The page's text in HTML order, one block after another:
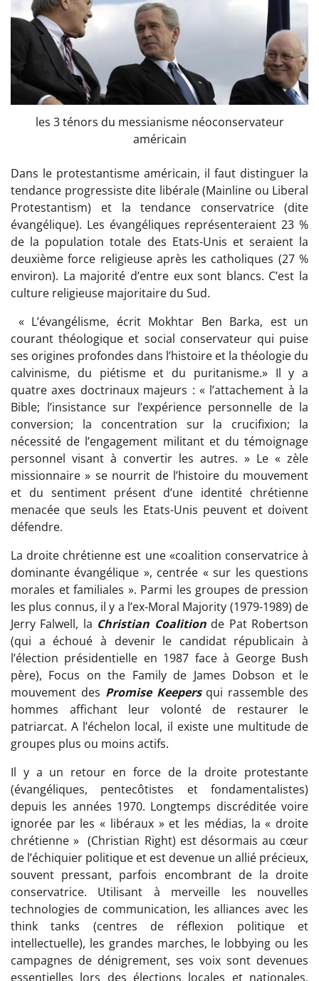
les 3 ténors du messianisme néoconservateur
américain
Dans le protestantisme américain, il faut distinguer la
tendance progressiste dite libérale (Mainline ou Liberal
Protestantism) et la tendance conservatrice (dite
évangélique). Les évangéliques représenteraient 23 %
de la population totale des Etats-Unis et seraient la
deuxième force religieuse après les catholiques (27 %
environ). La majorité d’entre eux sont blancs. C’est la
culture religieuse majoritaire du Sud.
« L’évangélisme, écrit Mokhtar Ben Barka, est un
courant théologique et social conservateur qui puise
ses origines profondes dans l’histoire et la théologie du
calvinisme, du piétisme et du puritanisme.» Il y a
quatre axes doctrinaux majeurs : « l’attachement à la
Bible; l’insistance sur l’expérience personnelle de la
conversion; la concentration sur la crucifixion; la
nécessité de l’engagement militant et du témoignage
personnel visant à convertir les autres. » Le « zèle
missionnaire » se nourrit de l’histoire du mouvement
et du sentiment présent d’une identité chrétienne
menacée que seuls les Etats-Unis peuvent et doivent
défendre.
La droite chrétienne est une «coalition conservatrice à
dominante évangélique », centrée « sur les questions
morales et familiales ». Parmi les groupes de pression
les plus connus, il y a l’ex-Moral Majority (1979-1989) de
Jerry Falwell, la Christian Coalitionde Pat Robertson
(qui a échoué à devenir le candidat républicain à
l’élection présidentielle en 1987 face à George Bush
père), Focus on the Family de James Dobson et le
mouvement des Promise Keepersqui rassemble des
hommes affichant leur volonté de restaurer le
patriarcat. A l’échelon local, il existe une multitude de
groupes plus ou moins actifs.
Il y a un retour en force de la droite protestante
(évangéliques, pentecôtistes et fondamentalistes)
depuis les années 1970. Longtemps discréditée voire
ignorée par les « libéraux » et les médias, la « droite
chrétienne » (Christian Right) est désormais au cœur
de l’échiquier politique et est devenue un allié précieux,
souvent pressant, parfois encombrant de la droite
conservatrice. Utilisant à merveille les nouvelles
technologies de communication, les alliances avec les
think tanks (centres de réflexion politique et
intellectuelle), les grandes marches, le lobbying ou les
campagnes de dénigrement, ses voix sont devenues
essentielles lors des élections locales et nationales.